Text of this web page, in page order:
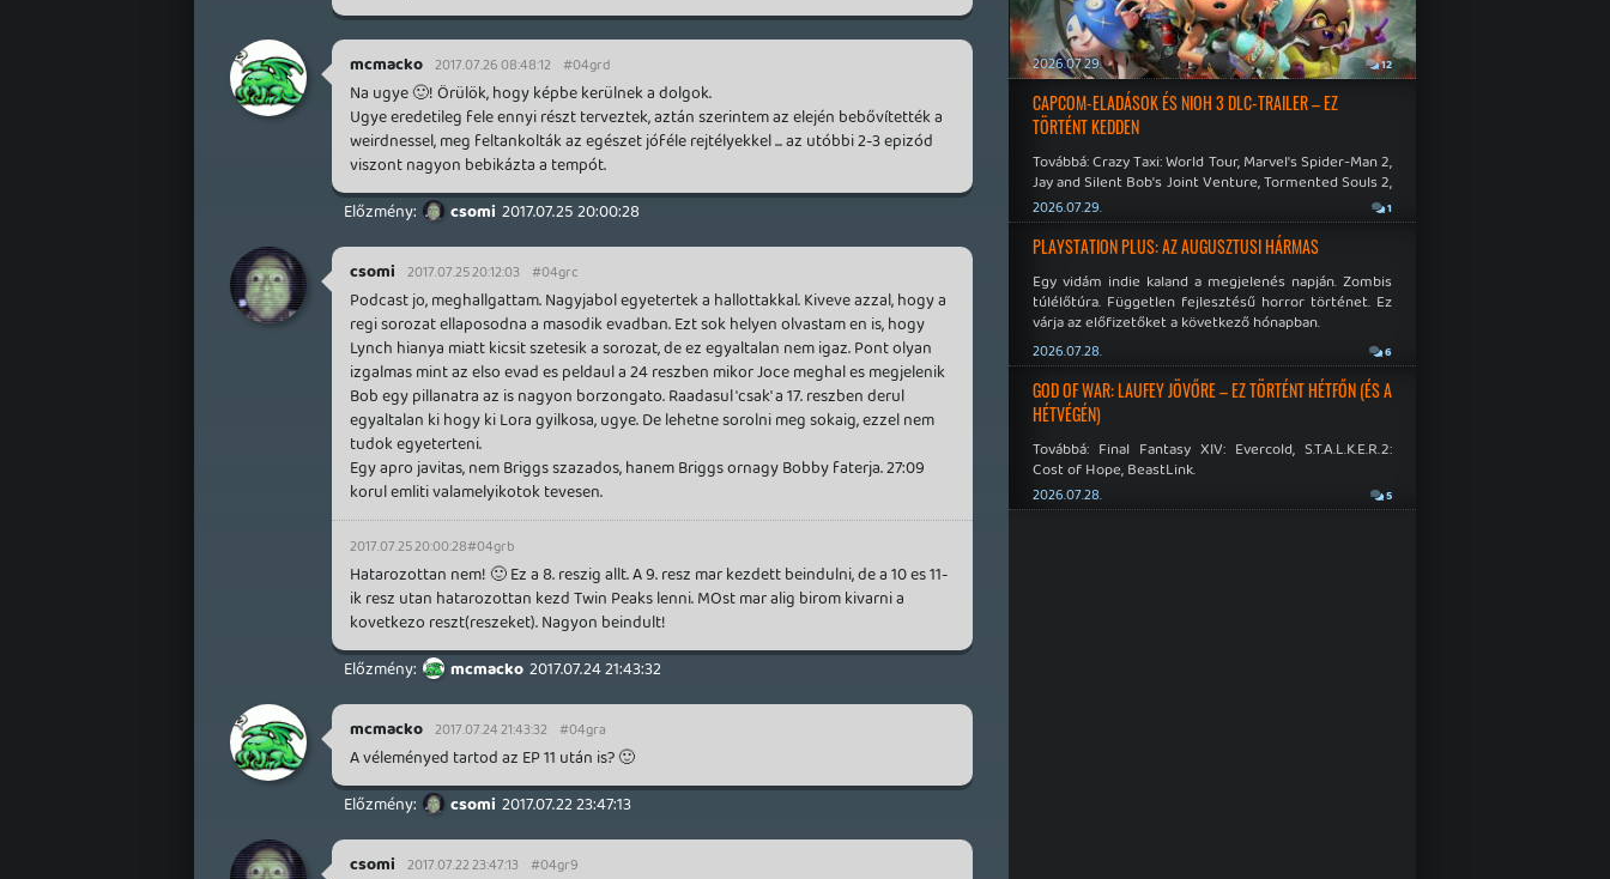
mcmacko 2017.07.26 08:48:12 #04grd
Na ugye 🙂! Örülök, hogy képbe kerülnek a dolgok.
Ugye eredetileg fele ennyi részt terveztek, aztán szerintem az elején bebővítették a
weirdnessel, meg feltankolták az egészet jóféle rejtélyekkel ... az utóbbi 2-3 epizód
viszont nagyon bebikázta a tempót.
csomi 2017.07.25 20:00:28
csomi 2017.07.25 20:12:03 #04grc
Podcast jo, meghallgattam. Nagyjabol egyetertek a hallottakkal. Kiveve azzal, hogy a
regi sorozat ellaposodna a masodik evadban. Ezt sok helyen olvastam en is, hogy
Lynch hianya miatt kicsit szetesik a sorozat, de ez egyaltalan nem igaz. Pont olyan
izgalmas mint az elso evad es peldaul a 24 reszben mikor Joce meghal es megjelenik
Bob egy pillanatra az is nagyon borzongato. Raadasul 'csak' a 17. reszben derul
egyaltalan ki hogy ki Lora gyilkosa, ugye. De lehetne sorolni meg sokaig, ezzel nem
tudok egyeterteni.
Egy apro javitas, nem Briggs szazados, hanem Briggs ornagy Bobby faterja. 27:09
korul emliti valamelyikotok tevesen.
2017.07.25 20:00:28#04grb
Hatarozottan nem! 🙂 Ez a 8. reszig allt. A 9. resz mar kezdett beindulni, de a 10 es 11-
ik resz utan hatarozottan kezd Twin Peaks lenni. MOst mar alig birom kivarni a
kovetkezo reszt(reszeket). Nagyon beindult!
mcmacko 2017.07.24 21:43:32
mcmacko 2017.07.24 21:43:32 #04gra
A véleményed tartod az EP 11 után is? 🙂
csomi 2017.07.22 23:47:13
csomi 2017.07.22 23:47:13 #04gr9
2026.07.29. 12
CAPCOM-ELADÁSOK ÉS NIOH 3 DLC-TRAILER – EZ
TÖRTÉNT KEDDEN
Továbbá: Crazy Taxi: World Tour, Marvel's Spider-Man 2,
Jay and Silent Bob's Joint Venture, Tormented Souls 2,
No More Room in Hell, Slain 2: The Beast Within.
2026.07.29. 1
PLAYSTATION PLUS: AZ AUGUSZTUSI HÁRMAS
Egy vidám indie kaland a megjelenés napján. Zombis
túlélőtúra. Független fejlesztésű horror történet. Ez
várja az előfizetőket a következő hónapban.
2026.07.28. 6
GOD OF WAR: LAUFEY JÖVŐRE – EZ TÖRTÉNT HÉTFŐN (ÉS A
HÉTVÉGÉN)
Továbbá: Final Fantasy XIV: Evercold, S.T.A.L.K.E.R.2:
Cost of Hope, BeastLink.
2026.07.28. 5